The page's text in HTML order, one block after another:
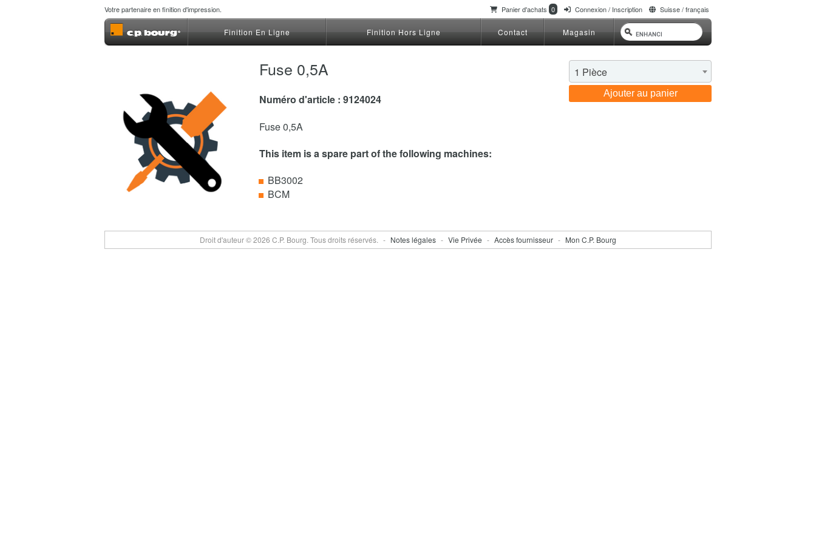
Votre partenaire en finition d'impression. Panier d'achats 0 Connexion / Inscription Suisse / français
Finition En Ligne Finition Hors Ligne Contact Magasin
Fuse 0,5A
Numéro d'article : 9124024
Fuse 0,5A
This item is a spare part of the following machines:
BB3002
BCM
1 Pièce
Ajouter au panier
Droit d'auteur © 2026 C.P. Bourg. Tous droits réservés. - Notes légales - Vie Privée - Accès fournisseur - Mon C.P. Bourg